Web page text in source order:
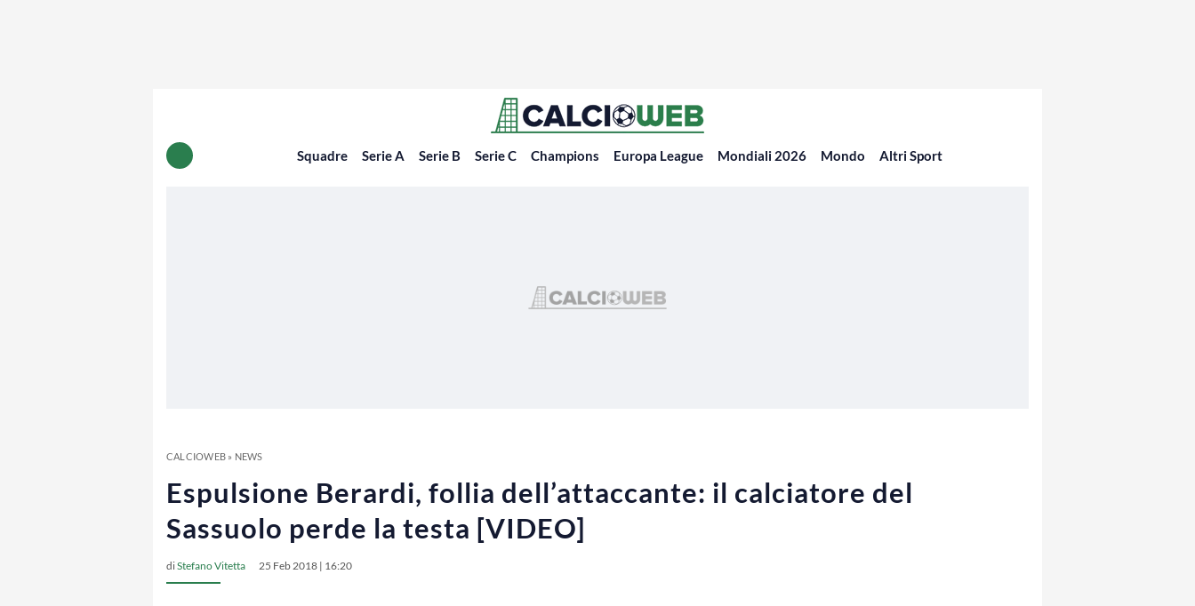
Squadre Serie A Serie B Serie C Champions Europa League Mondiali 2026 Mondo Altri Sport
CALCIOWEB» NEWS
Espulsione Berardi, follia dell’attaccante: il calciatore del
Sassuolo perde la testa [VIDEO]
diStefano Vitetta 25 Feb 2018 | 16:20